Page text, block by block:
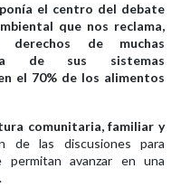
el centro del debate
que nos reclama,
de muchas
de sus sistemas
el 70% de los alimentos
comunitaria, familiar y
de las discusiones para
permitan avanzar en una